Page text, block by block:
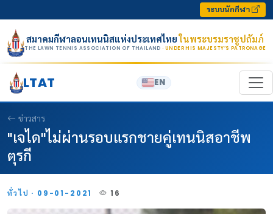
ระบบนักกีฬา
สมาคมกีฬาลอนเทนนิสแห่งประเทศไทยในพระบรมราชูปถัมภ์
THE LAWN TENNIS ASSOCIATION OF THAILAND · UNDER HIS MAJESTY’S PATRONAGE
LTAT EN
ข่าวสาร
"เจได"ไม่ผ่านรอบแรกชายคู่เทนนิสอาชีพ
ตุรกี
ทั่วไป · 09-01-2021 16